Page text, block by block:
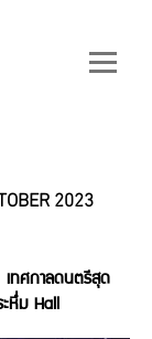
2023
เทศกาลดนตรีสุด
หึ่ม Hall